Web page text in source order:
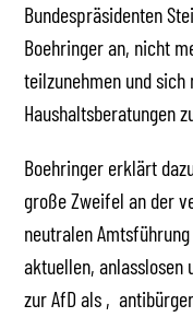
Bundespräsidenten
Boehringer an, nicht
teilzunehmen und
Haushaltsberatungen
Boehringer erklärt
große Zweifel an der
neutralen
aktuellen, anlasslosen
zur AfD als